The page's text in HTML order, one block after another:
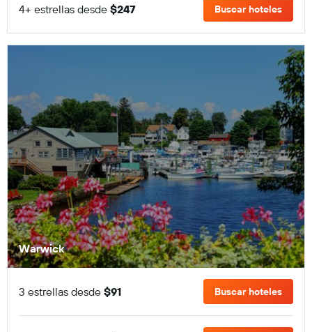
4+ estrellas desde $247 Buscar hoteles
Warwick
3 estrellas desde $91 Buscar hoteles